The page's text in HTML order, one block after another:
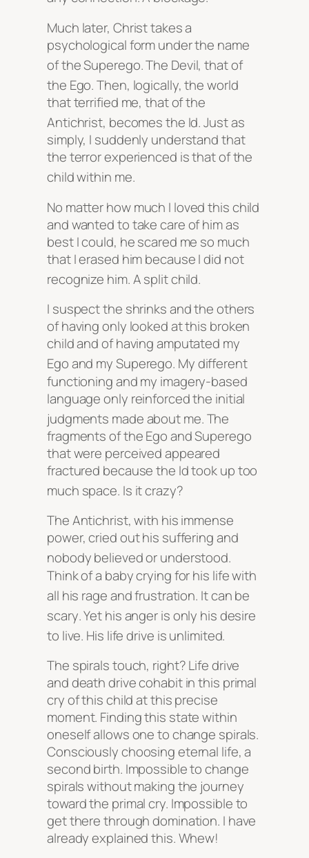
Much later, Christ takes a
psychological form under the name
of the Superego. The Devil, that of
the Ego. Then, logically, the world
that terrified me, that of the
Antichrist, becomes the Id. Just as
simply, I suddenly understand that
the terror experienced is that of the
child within me.
No matter how much I loved this child
and wanted to take care of him as
best I could, he scared me so much
that I erased him because I did not
recognize him. A split child.
I suspect the shrinks and the others
of having only looked at this broken
child and of having amputated my
Ego and my Superego. My different
functioning and my imagery-based
language only reinforced the initial
judgments made about me. The
fragments of the Ego and Superego
that were perceived appeared
fractured because the Id took up too
much space. Is it crazy?
The Antichrist, with his immense
power, cried out his suffering and
nobody believed or understood.
Think of a baby crying for his life with
all his rage and frustration. It can be
scary. Yet his anger is only his desire
to live. His life drive is unlimited.
The spirals touch, right? Life drive
and death drive cohabit in this primal
cry of this child at this precise
moment. Finding this state within
oneself allows one to change spirals.
Consciously choosing eternal life, a
second birth. Impossible to change
spirals without making the journey
toward the primal cry. Impossible to
get there through domination. I have
already explained this. Whew!